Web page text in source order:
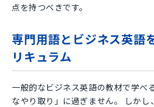
点を持つべきです。
専門用語とビジネス英語
リキュラム
一般的なビジネス英語の教材で学べ
なやり取り」に過ぎません。 しか